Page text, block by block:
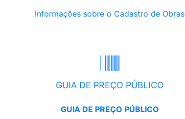
Informações sobre o Cadastro de Obras
GUIA DE PREÇO PÚBLICO
GUIA DE PREÇO PÚBLICO